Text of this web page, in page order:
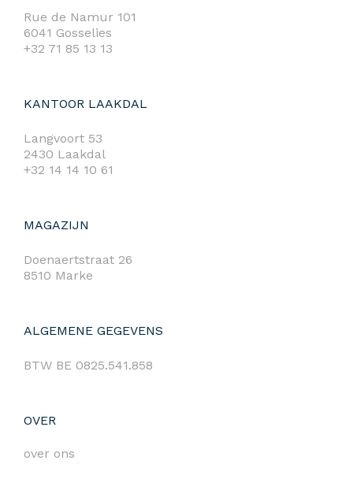
Rue de Namur 101
6041 Gosselies
+32 71 85 13 13
KANTOOR LAAKDAL
Langvoort 53
2430 Laakdal
+32 14 14 10 61
MAGAZIJN
Doenaertstraat 26
8510 Marke
ALGEMENE GEGEVENS
BTW BE 0825.541.858
OVER
over ons